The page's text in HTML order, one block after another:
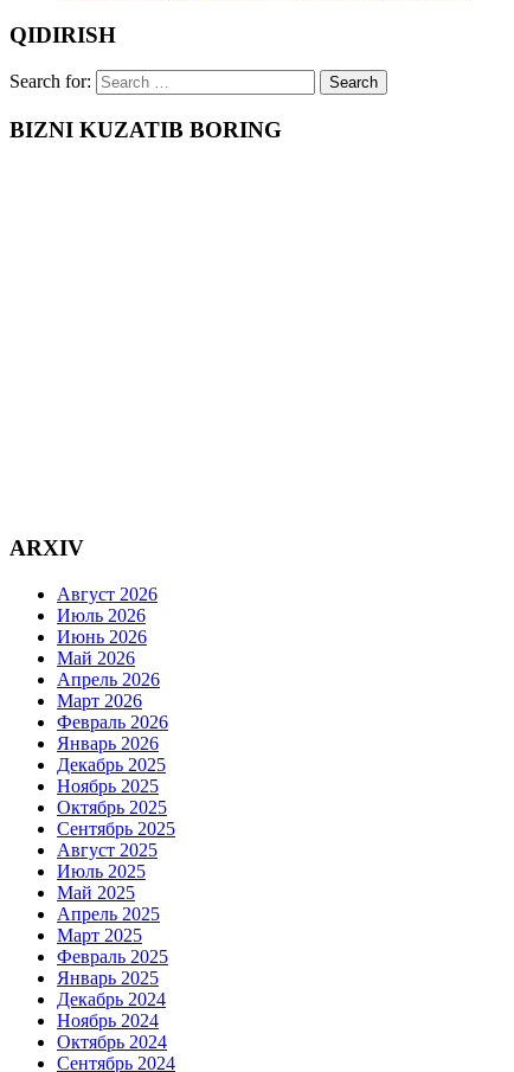
QIDIRISH
Search for:
BIZNI KUZATIB BORING
ARXIV
Август 2026
Июль 2026
Июнь 2026
Май 2026
Апрель 2026
Март 2026
Февраль 2026
Январь 2026
Декабрь 2025
Ноябрь 2025
Октябрь 2025
Сентябрь 2025
Август 2025
Июль 2025
Май 2025
Апрель 2025
Март 2025
Февраль 2025
Январь 2025
Декабрь 2024
Ноябрь 2024
Октябрь 2024
Сентябрь 2024